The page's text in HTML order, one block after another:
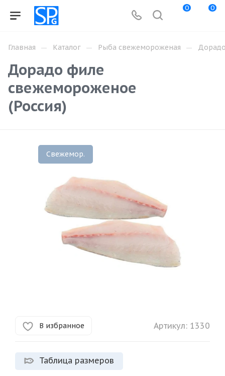
0 0
Главная — Каталог — Рыба свежемороженая —
Дорадо филе
свежемороженое
(Россия)
Свежемор.
В избранное Артикул: 1330
Таблица размеров